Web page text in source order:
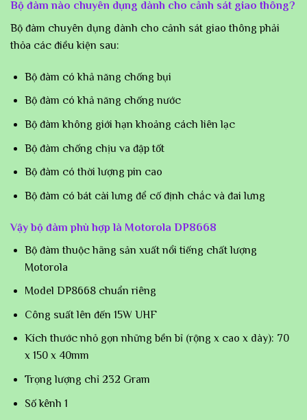
Bộ đàm nào chuyên dụng dành cho cảnh sát giao thông?
Bộ đàm chuyên dụng dành cho cảnh sát giao thông phải
thỏa các điều kiện sau:
Bộ đàm có khả năng chống bụi
Bộ đàm có khả năng chống nước
Bộ đàm không giới hạn khoảng cách liên lạc
Bộ đàm chống chịu va đập tốt
Bộ đàm có thời lượng pin cao
Bộ đàm có bát cài lưng để cố định chắc và đai lưng
Vậy bộ đàm phù hợp là Motorola DP8668
Bộ đàm thuộc hãng sản xuất nổi tiếng chất lượng
Motorola
Model DP8668 chuẩn riêng
Công suất lên đến 15W UHF
Kích thước nhỏ gọn những bền bỉ (rộng x cao x dày): 70
x 150 x 40mm
Trọng lượng chỉ 232 Gram
Số kênh 1